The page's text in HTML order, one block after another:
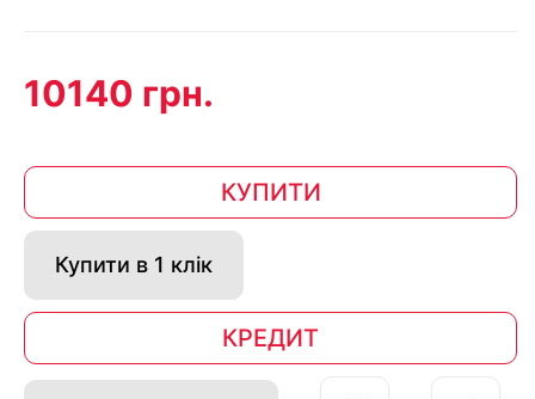
10140 грн.
КУПИТИ
Купити в 1 клік
КРЕДИТ